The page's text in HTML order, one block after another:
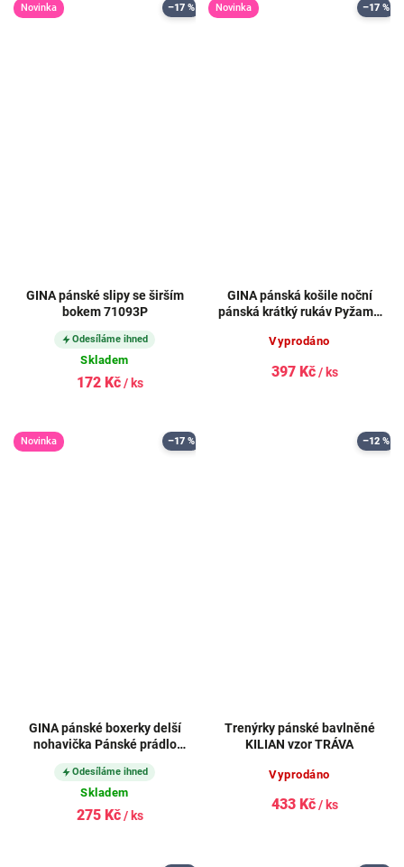
Novinka –17 %
GINA pánské slipy se širším
bokem 71093P
Odesíláme ihned
Skladem
172 Kč/ ks
Novinka –17 %
GINA pánská košile noční
pánská krátký rukáv Pyžama
Vyprodáno
397 Kč/ ks
Novinka –17 %
GINA pánské boxerky delší
nohavička Pánské prádlo
SOLID 74086P
Odesíláme ihned
Skladem
275 Kč/ ks
–12 %
Trenýrky pánské bavlněné
KILIAN vzor TRÁVA
Vyprodáno
433 Kč/ ks